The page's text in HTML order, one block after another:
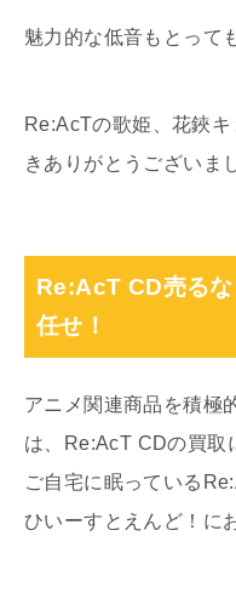
魅力的な低音もとって
Re:AcTの歌姫、花鋏
きありがとうございま
Re:AcT CD売る
任せ！
アニメ関連商品を積極
は、Re:AcT CDの買取
ご自宅に眠っている
ひいーすとえんど！に